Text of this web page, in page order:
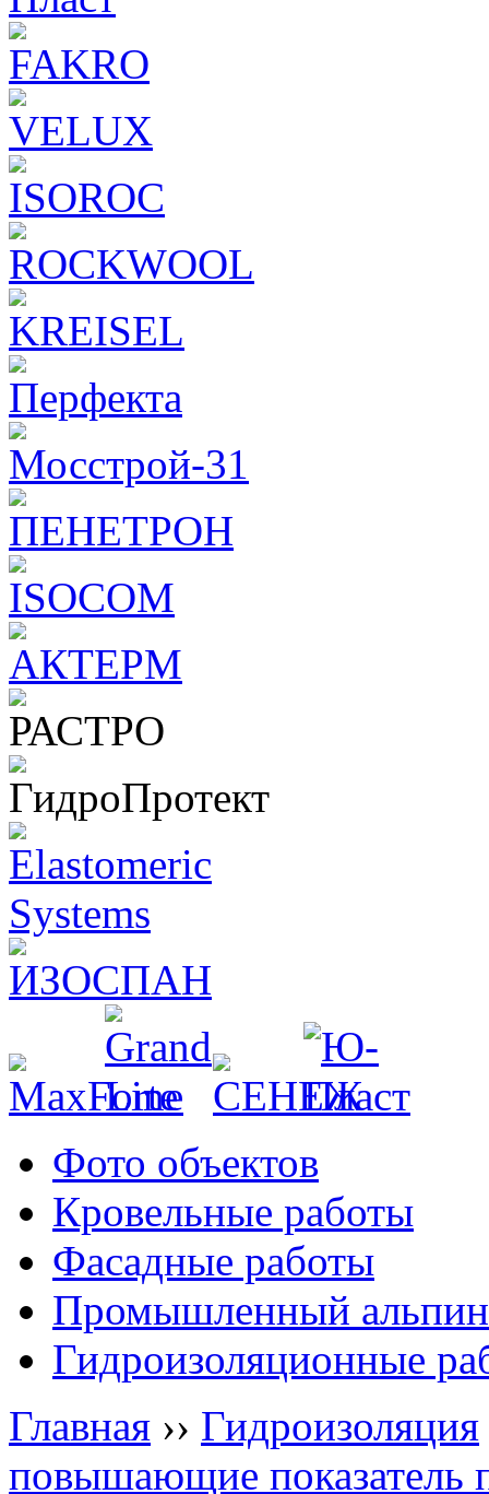
Фото объектов
Кровельные работы
Фасадные работы
Промышленный
Гидроизоляционные
Главная ›› Гидроизоляция
повышающие показатель